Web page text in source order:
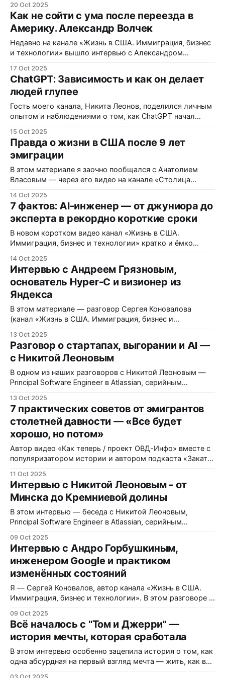
контракт и открыл свою видеостудию, а теперь
запускает стартап 1703 Media в сфере
автоматизированного пост‑продакшна. В этом
интервью мы обсуждаем путь от Казани до Кремниевой
долины, первые шаги в бизнесе, культуру американских
20 Oct 2025
Как не сойти с ума после переезда в
Америку. Александр Волчек
Недавно на канале «Жизнь в США. Иммиграция, бизнес
и технологии» вышло интервью с Александром
GeekBrains и Megaplan, бизнес-наставником и духовным
проводником. В этой колонке я не просто перескажу
беседу, а попробую осмыслить её в контексте ещё
одной серии разговоров с иммигрантскими
основателями: что их двигает,
17 Oct 2025
ChatGPT: Зависимость и как он делает
людей глупее
Гость моего канала, Никита Леонов, поделился личным
опытом и наблюдениями о том, как ChatGPT начал
жизни — и почему это может постепенно ослаблять
наши мыслительные навыки. Видео создано каналом
«Жизнь в США. Иммиграция, бизнес и технологии», и в
этой статье я развиваю те же
15 Oct 2025
Правда о жизни в США после 9 лет
эмиграции
В этом материале я заочно пообщался с Анатолием
Власовым — через его видео на канале «Столица
с какими трудностями сталкиваются новоприбывшие и
какие реальные решения действительно работают. Это
— разговор, который должен услышать каждый, кто
планирует переезд или только начинает путь в
Америке.
14 Oct 2025
7 фактов: AI-инженер — от джуниора до
эксперта в рекордно короткие сроки
В новом коротком видео канал «Жизнь в США.
Иммиграция, бизнес и технологии» кратко и ёмко
начинающего инженера и что это означает для
индустрии. Ниже — обзор ключевых идей из ролика,
развёрнутые комментарии и практические выводы. 1.
ИИ уже ближе к уровню джуниор‑инженера, чем
14 Oct 2025
Интервью с Андреем Грязновым,
основатель Hyper-C и визионер из
Яндекса
В этом материале — разговор Сергея Коновалова
(канал «Жизнь в США. Иммиграция, бизнес и
сооснователем Яндекс.Алиса, CEO AI-стартапа Hyper-C
в Кремниевой долине. Мы обсуждаем путь иммигранта,
продуктовую стратегию стартапа, первые кейсы
применения бизнес-«автопилота» и большой взгляд на
то, как AI меняет экономику
13 Oct 2025
Разговор о стартапах, выгорании и AI —
с Никитой Леоновым
В одном из наших разговоров с Никитой Леоновым —
Principal Software Engineer в Atlassian, серийным
двадцатилетним опытом в фронтенд и мобильной
разработке — мы прошлись по целой эпохе: от первых
игр на 64 КБ до стартапов, продажи проектов и
стремительных изменений, которые приносит
13 Oct 2025
7 практических советов от эмигрантов
столетней давности — «Все будет
хорошо, но потом»
Автор видео «Как теперь / проект ОВД-Инфо» вместе с
популяризатором истории и автором подкаста «Закат
волна эмиграции из России отличается от той, что
произошла сто лет назад, и какие выводы можно
вынести из опыта предков. В центре внимания —
старый, простой и одновременно жесткий совет
11 Oct 2025
Интервью с Никитой Леоновым - от
Минска до Кремниевой долины
В этом интервью — беседа с Никитой Леоновым,
Principal Software Engineer в Atlassian, серийным
летним опытом создания фронтенд и мобильных
продуктов. Мы говорим о ранних проектах, стартапах,
экзитах, выгорании и о том, как меняют мир
современные технологии. Никита начал как
09 Oct 2025
Интервью с Андро Горбушкиным,
инженером Google и практиком
изменённых состояний
Я — Сергей Коновалов, автор канала «Жизнь в США.
Иммиграция, бизнес и технологии». В этом разговоре с
специалистом, бернером и музыкантом — мы
проговорили про адаптацию, страхи, карьеру и личную
свободу. Если вы думаете о том, как начать жизнь в
сша, как переехать в сша — этот
09 Oct 2025
Всё началось с "Том и Джерри" —
история мечты, которая сработала
В этом интервью особенно зацепила история о том, как
одна абсурдная на первый взгляд мечта — жить, как в
03 Oct 2025